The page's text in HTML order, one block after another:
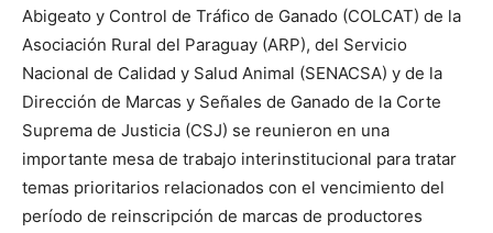
Abigeato y Control de Tráfico de Ganado (COLCAT) de la
Asociación Rural del Paraguay (ARP), del Servicio
Nacional de Calidad y Salud Animal (SENACSA) y de la
Dirección de Marcas y Señales de Ganado de la Corte
Suprema de Justicia (CSJ) se reunieron en una
importante mesa de trabajo interinstitucional para tratar
temas prioritarios relacionados con el vencimiento del
período de reinscripción de marcas de productores